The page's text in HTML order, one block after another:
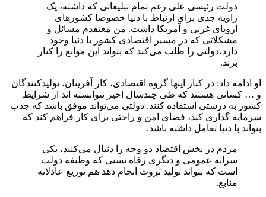
دولت رئیسی علی رغم تمام تبلیغاتی که داشته، یک
زاویه جدی برای ارتباط با دنیا خصوصا کشورهای
اروپای غربی و آمریکا داشت. من معتقدم مسائل ‌‌و
مشکلاتی که در مسیر اقتصادی کشور با دنیا وجود
دارد،دولتی را طلب می‌کند که بتواند این موانع را کنار
بزند.
او ادامه داد: در کنار اینها گروه اقتصادی، کار آفرینان، تولیدکنندگان
و … کسانی هستند که طی چندسال اخیر نتوانسته‌ اند از شرایط
کشور به درستی استفاده کنند. دولتی می‌تواند موفق باشد که جذب
سرمایه گذاری کند، فضای امن و راحتی برای کار فراهم کند که
بتواند با دنیا تعامل داشته باشد.
مردم در بخش اقتصاد دو وجه را دنبال می‌کنند، یکی
سرانه عمومی و دیگری رفاه نسبی که وظیفه دولت
است که بتواند تولید ثروت انجام دهد هم توزیع عادلانه
منابع.